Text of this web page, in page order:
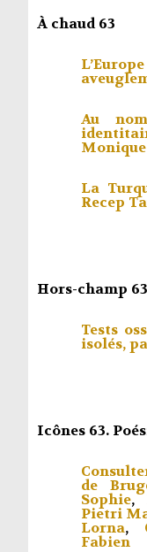
À chaud 63
Au
Monique
La
Recep
Hors-champ 63
Tests
isolés,
Icônes 63.
de
Sophie,
Pietri
Lorna,
Fabien